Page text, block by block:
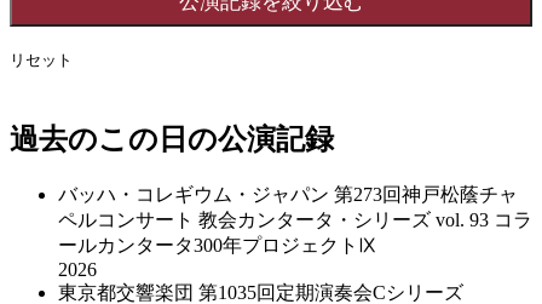
リセット
過去のこの日の公演記録
バッハ・コレギウム・ジャパン 第273回神戸松蔭チャ
ペルコンサート 教会カンタータ・シリーズ vol. 93 コラ
ールカンタータ300年プロジェクトⅨ
2026
東京都交響楽団 第1035回定期演奏会Cシリーズ